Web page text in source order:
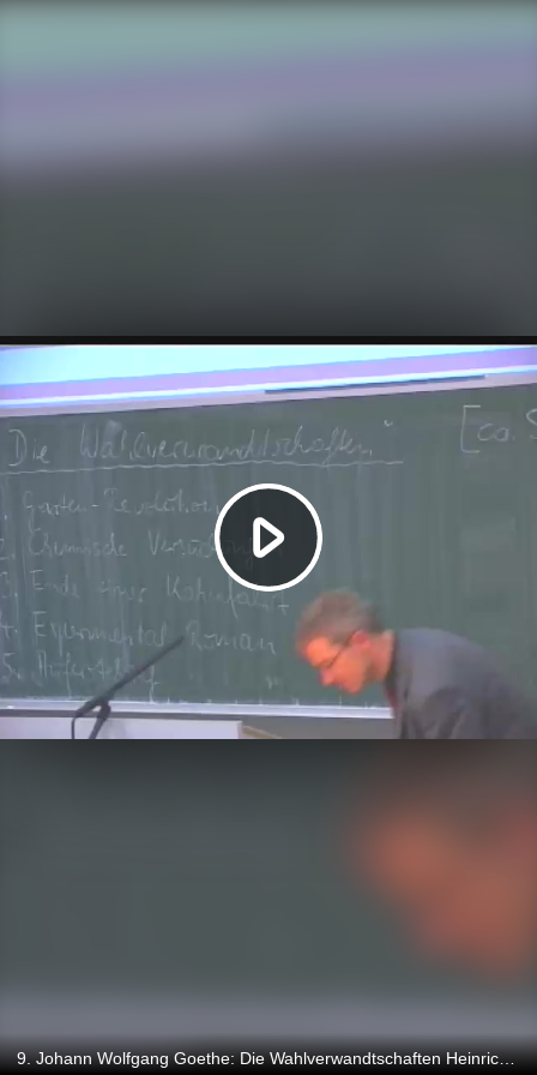
Video
abspielen
9. Johann Wolfgang Goethe: Die Wahlverwandtschaften Heinrich Detering